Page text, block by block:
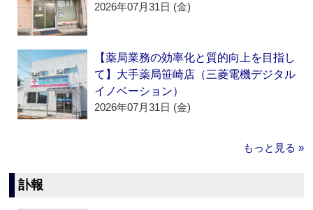
2026年07月31日 (金)
【薬局業務の効率化と質的向上を目指し
て】大手薬局笹崎店（三菱電機デジタル
イノベーション）
2026年07月31日 (金)
もっと見る »
訃報